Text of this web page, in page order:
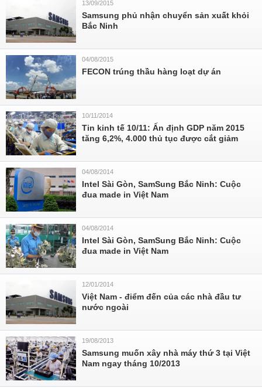
13/09/2015
Samsung phủ nhận chuyển sản xuất khỏi
Bắc Ninh
04/08/2015
FECON trúng thầu hàng loạt dự án
10/11/2014
Tin kinh tế 10/11: Ấn định GDP năm 2015
tăng 6,2%, 4.000 thủ tục được cắt giảm
04/08/2014
Intel Sài Gòn, SamSung Bắc Ninh: Cuộc
đua made in Việt Nam
04/08/2014
Intel Sài Gòn, SamSung Bắc Ninh: Cuộc
đua made in Việt Nam
12/01/2014
Việt Nam - điểm đến của các nhà đầu tư
nước ngoài
19/08/2013
Samsung muốn xây nhà máy thứ 3 tại Việt
Nam ngay tháng 10/2013